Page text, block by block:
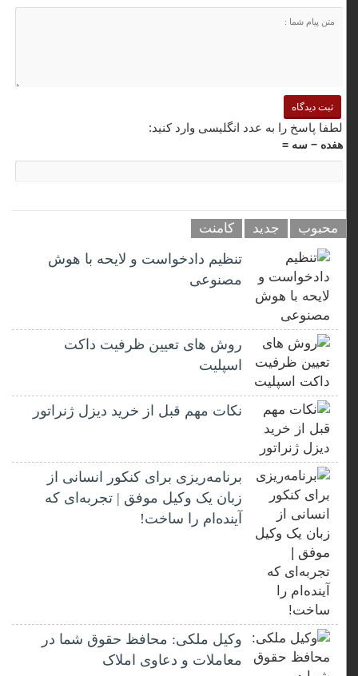
لطفا پاسخ را به عدد انگلیسی وارد کنید:
هفده − سه =
محبوب جدید کامنت
تنظیم دادخواست و لایحه با هوش
مصنوعی
روش های تعیین ظرفیت داکت
اسپلیت
نکات مهم قبل از خرید دیزل ژنراتور
برنامه‌ریزی برای کنکور انسانی از
زبان یک وکیل موفق | تجربه‌ای که
آینده‌ام را ساخت!
وکیل ملکی: محافظ حقوق شما در
معاملات و دعاوی املاک